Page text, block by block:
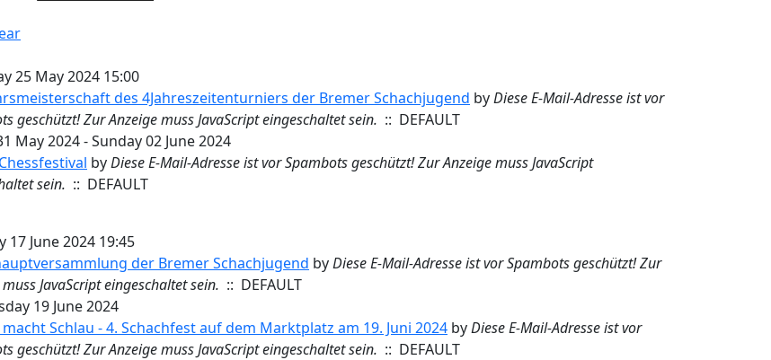
25 May 2024 15:00
des 4Jahreszeitenturniers der Bremer Schachjugend byDiese E-Mail-Adresse ist vor
geschützt! Zur Anzeige muss JavaScript eingeschaltet sein. :: DEFAULT
May 2024 - Sunday 02 June 2024
byDiese E-Mail-Adresse ist vor Spambots geschützt! Zur Anzeige muss JavaScript
sein. :: DEFAULT
17 June 2024 19:45
der Bremer Schachjugend byDiese E-Mail-Adresse ist vor Spambots geschützt! Zur
JavaScript eingeschaltet sein. :: DEFAULT
19 June 2024
macht Schlau - 4. Schachfest auf dem Marktplatz am 19. Juni 2024 byDiese E-Mail-Adresse ist vor
geschützt! Zur Anzeige muss JavaScript eingeschaltet sein. :: DEFAULT